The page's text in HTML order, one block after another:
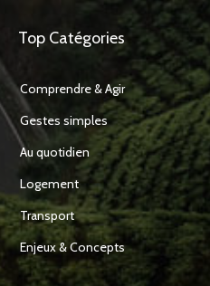
Top Catégories
Comprendre & Agir
Gestes simples
Au quotidien
Logement
Transport
Enjeux & Concepts